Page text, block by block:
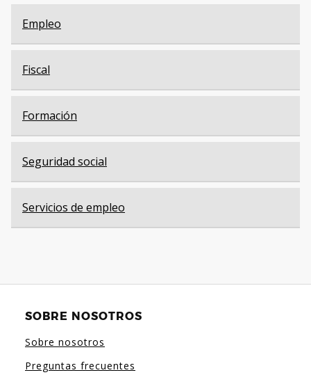
Empleo
Fiscal
Formación
Seguridad social
Servicios de empleo
SOBRE NOSOTROS
Sobre nosotros
Preguntas frecuentes